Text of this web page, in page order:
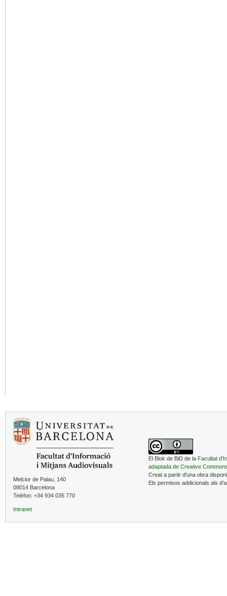
Melcior de Palau, 140
08014 Barcelona
Telèfon: +34 934 035 770
Intranet
El Blok de BiD de la Facultat
adaptada de Creative
Creat a partir d'una obra
Els permisos addicionals als